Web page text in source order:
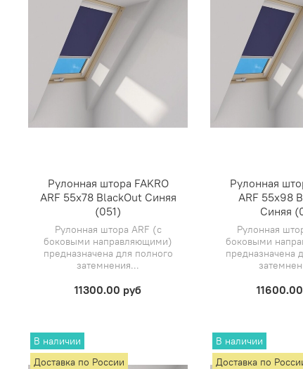
Рулонная штора FAKRO
ARF 55х78 BlackOut Синяя
(051)
Рулонная штора ARF (с
боковыми направляющими)
предназначена для полного
затемнения...
11300.00 руб
Рулонная
ARF 55х98
Синяя
Рулонная
боковыми
предназначена
В наличии
Доставка по России
В наличии
Доставка по